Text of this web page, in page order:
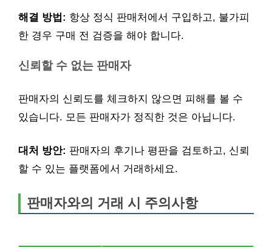
해결 방법: 항상 정식 판매처에서 구입하고, 불가피
한 경우 구매 전 검증을 해야 합니다.
신뢰할 수 없는 판매자
판매자의 신뢰도를 체크하지 않으면 피해를 볼 수
있습니다. 모든 판매자가 정직한 것은 아닙니다.
대처 방안: 판매자의 후기나 평판을 검토하고, 신뢰
할 수 있는 플랫폼에서 거래하세요.
판매자와의 거래 시 주의사항